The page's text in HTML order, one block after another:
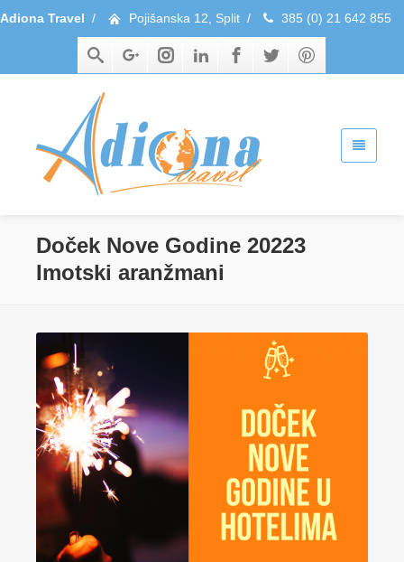
Adiona Travel / Pojišanska 12, Split / 385 (0) 21 642 855
Doček Nove Godine 20223
Imotski aranžmani